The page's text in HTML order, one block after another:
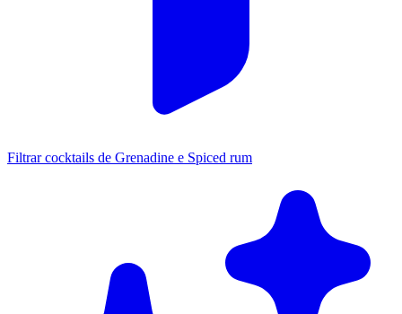
Filtrar cocktails de Grenadine e Spiced rum